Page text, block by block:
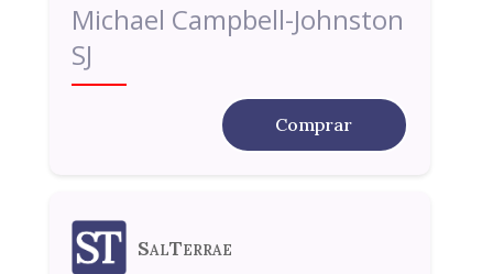
Michael Campbell-Johnston
SJ
Comprar
SalTerrae